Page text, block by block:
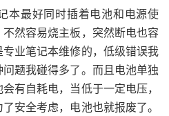
本最好同时插着电池和电源使
然容易烧主板，突然断电也容
业笔记本维修的，低级错误我
题我碰得多了。而且电池单独
有自耗电，当低于一定电压，
安全考虑，电池也就报废了。